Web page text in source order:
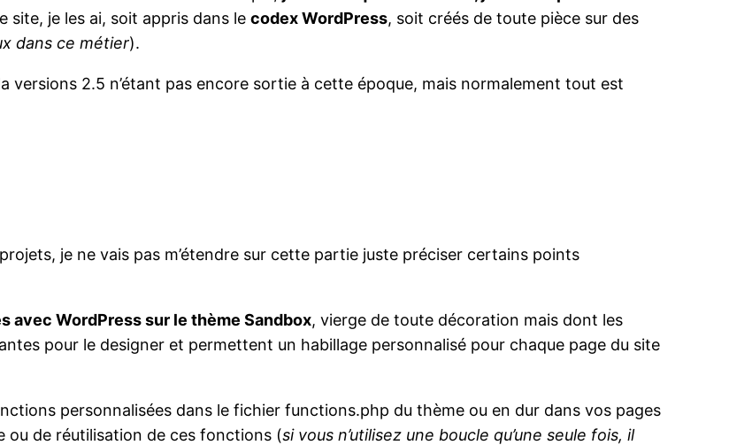
site, je les ai, soit appris dans lecodex WordPress, soit créés de toute pièce sur des
dans ce métier).
versions 2.5 n’étant pas encore sortie à cette époque, mais normalement tout est
je ne vais pas m’étendre sur cette partie juste préciser certains points
avec WordPress sur le thème Sandbox, vierge de toute décoration mais dont les
pour le designer et permettent un habillage personnalisé pour chaque page du site
personnalisées dans le fichier functions.php du thème ou en dur dans vos pages
ou de réutilisation de ces fonctions (si vous n’utilisez une boucle qu’une seule fois, il